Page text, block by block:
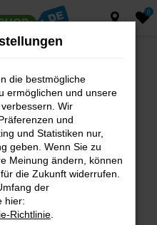
0
dir helfen können:
und deine
zum Beispiel deine
die bestmögliche
ermöglichen und unsere
Wir
und
und Statistiken nur,
geben. Wenn Sie zu
Meinung ändern, können
die Zukunft widerrufen.
der
hier:
Richtlinie